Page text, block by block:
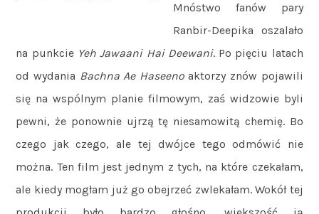
Mnóstwo fanów pary
Ranbir-Deepika oszalało
na punkcie Yeh Jawaani Hai Deewani. Po pięciu latach
od wydania Bachna Ae Haseenoaktorzy znów pojawili
się na wspólnym planie filmowym, zaś widzowie byli
pewni, że ponownie ujrzą tę niesamowitą chemię. Bo
czego jak czego, ale tej dwójce tego odmówić nie
można. Ten film jest jednym z tych, na które czekałam,
ale kiedy mogłam już go obejrzeć zwlekałam. Wokół tej